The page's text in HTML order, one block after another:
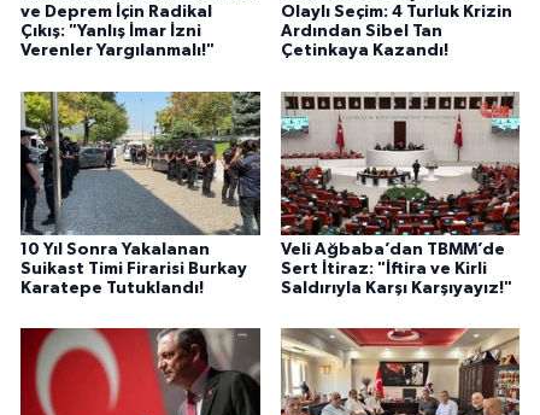
ve Deprem İçin Radikal
Çıkış: "Yanlış İmar İzni
Verenler Yargılanmalı!"
Olaylı Seçim: 4 Turluk Krizin
Ardından Sibel Tan
Çetinkaya Kazandı!
10 Yıl Sonra Yakalanan
Suikast Timi Firarisi Burkay
Karatepe Tutuklandı!
Veli Ağbaba’dan TBMM’de
Sert İtiraz: "İftira ve Kirli
Saldırıyla Karşı Karşıyayız!"